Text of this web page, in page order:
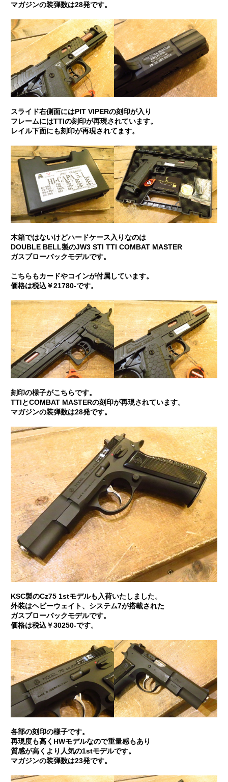
マガジンの装弾数は28発です。
スライド右側面にはPIT VIPERの刻印が入り
フレームにはTTIの刻印が再現されています。
レイル下面にも刻印が再現されてます。
木箱ではないけどハードケース入りなのは
DOUBLE BELL製のJW3 STI TTI COMBAT MASTER
ガスブローバックモデルです。
こちらもカードやコインが付属しています。
価格は税込￥21780-です。
刻印の様子がこちらです。
TTIとCOMBAT MASTERの刻印が再現されています。
マガジンの装弾数は28発です。
KSC製のCz75 1stモデルも入荷いたしました。
外装はヘビーウェイト、システム7が搭載された
ガスブローバックモデルです。
価格は税込￥30250-です。
各部の刻印の様子です。
再現度も高くHWモデルなので重量感もあり
質感が高くより人気の1stモデルです。
マガジンの装弾数は23発です。